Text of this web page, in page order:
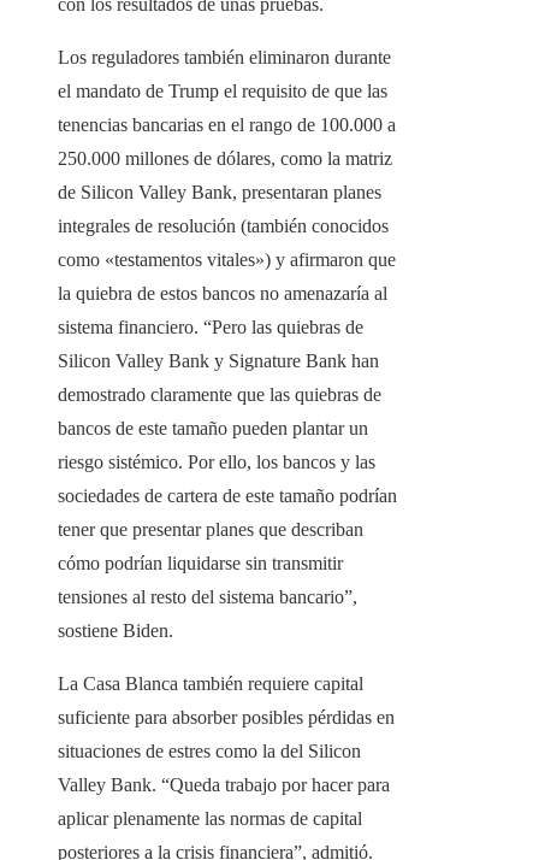
con los resultados de unas pruebas.
Los reguladores también eliminaron durante
el mandato de Trump el requisito de que las
tenencias bancarias en el rango de 100.000 a
250.000 millones de dólares, como la matriz
de Silicon Valley Bank, presentaran planes
integrales de resolución (también conocidos
como «testamentos vitales») y afirmaron que
la quiebra de estos bancos no amenazaría al
sistema financiero. “Pero las quiebras de
Silicon Valley Bank y Signature Bank han
demostrado claramente que las quiebras de
bancos de este tamaño pueden plantar un
riesgo sistémico. Por ello, los bancos y las
sociedades de cartera de este tamaño podrían
tener que presentar planes que describan
cómo podrían liquidarse sin transmitir
tensiones al resto del sistema bancario”,
sostiene Biden.
La Casa Blanca también requiere capital
suficiente para absorber posibles pérdidas en
situaciones de estres como la del Silicon
Valley Bank. “Queda trabajo por hacer para
aplicar plenamente las normas de capital
posteriores a la crisis financiera”, admitió.